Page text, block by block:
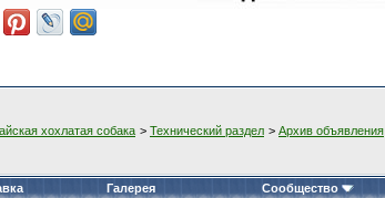
хохлатая собака > Технический раздел > Архив объявления
Галерея Сообщество